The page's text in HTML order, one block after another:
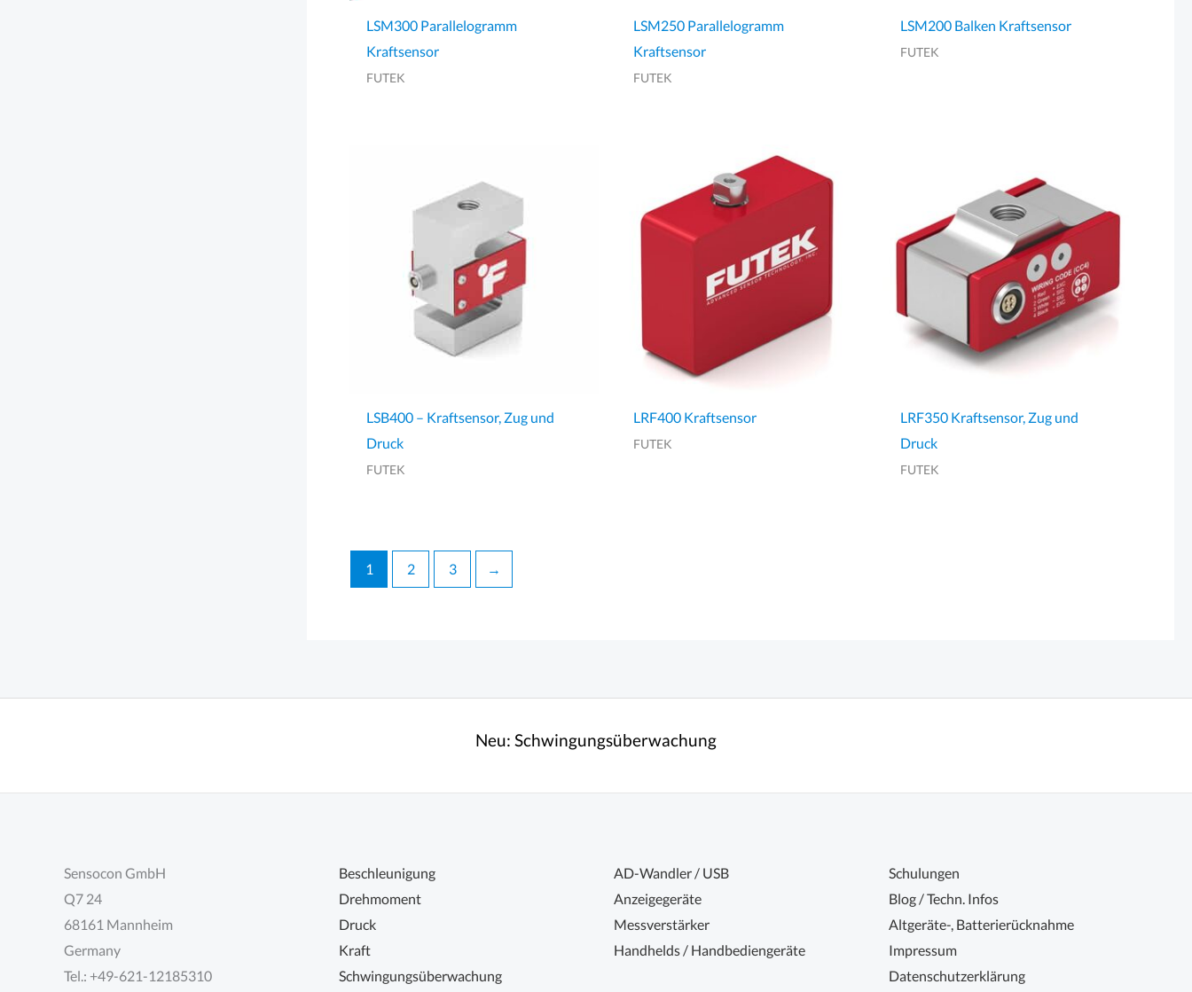
LSM300 Parallelogramm
Kraftsensor
FUTEK
LSM250 Parallelogramm
Kraftsensor
FUTEK
LSM200 Balken Kraftsensor
FUTEK
LSB400 – Kraftsensor, Zug und
Druck
FUTEK
LRF400 Kraftsensor
FUTEK
LRF350 Kraftsensor, Zug und
Druck
FUTEK
1 2 3 →
Neu: Schwingungsüberwachung
Sensocon GmbH
Q7 24
68161 Mannheim
Germany
Tel.: +49-621-12185310
Beschleunigung
Drehmoment
Druck
Kraft
Schwingungsüberwachung
AD-Wandler / USB
Anzeigegeräte
Messverstärker
Handhelds / Handbediengeräte
Schulungen
Blog / Techn. Infos
Altgeräte-, Batterierücknahme
Impressum
Datenschutzerklärung